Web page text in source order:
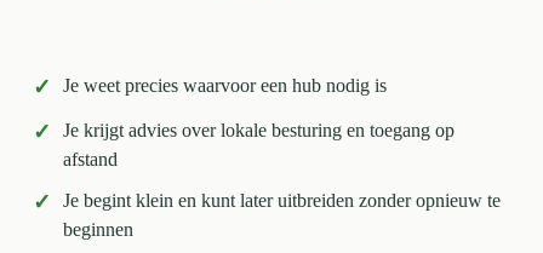
✓ Je weet precies waarvoor een hub nodig is
✓
Je krijgt advies over lokale besturing en toegang op
afstand
✓
Je begint klein en kunt later uitbreiden zonder opnieuw te
beginnen